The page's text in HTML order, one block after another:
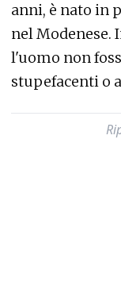
anni, è nato in
nel Modenese.
l'uomo non
stupefacenti o